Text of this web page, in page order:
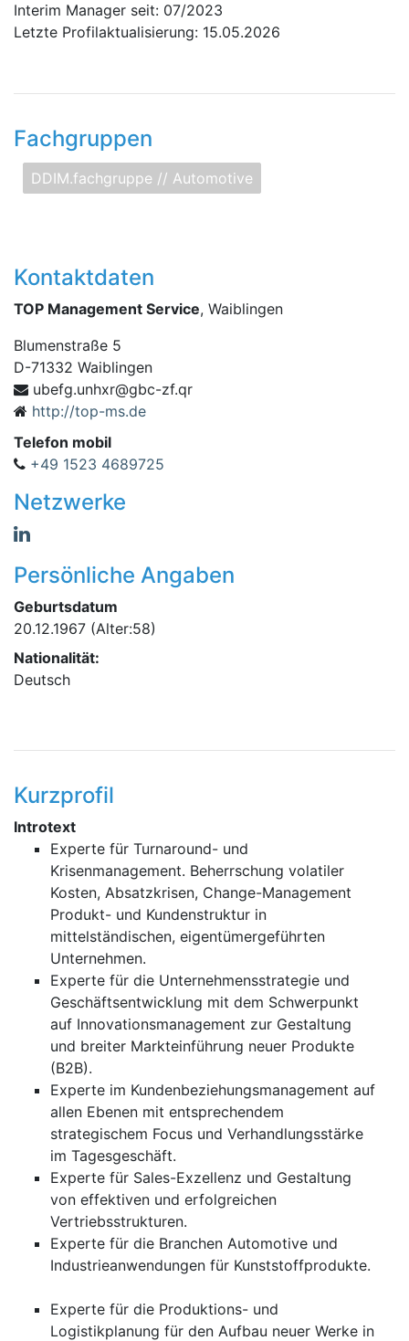
Interim Manager seit: 07/2023
Letzte Profilaktualisierung: 15.05.2026
Fachgruppen
DDIM.fachgruppe // Automotive
Kontaktdaten
TOP Management Service, Waiblingen
Blumenstraße 5
D-71332 Waiblingen
rq.fz-cbg@rxhnu.gfe
bu
http://top-ms.de
Telefon mobil
+49 1523 4689725
Netzwerke
Persönliche Angaben
Geburtsdatum
20.12.1967 (Alter:58)
Nationalität:
Deutsch
Kurzprofil
Introtext
Experte für Turnaround- und
Krisenmanagement. Beherrschung volatiler
Kosten, Absatzkrisen, Change-Management
Produkt- und Kundenstruktur in
mittelständischen, eigentümergeführten
Unternehmen.
Experte für die Unternehmensstrategie und
Geschäftsentwicklung mit dem Schwerpunkt
auf Innovationsmanagement zur Gestaltung
und breiter Markteinführung neuer Produkte
(B2B).
Experte im Kundenbeziehungsmanagement auf
allen Ebenen mit entsprechendem
strategischem Focus und Verhandlungsstärke
im Tagesgeschäft.
Experte für Sales-Exzellenz und Gestaltung
von effektiven und erfolgreichen
Vertriebsstrukturen.
Experte für die Branchen Automotive und
Industrieanwendungen für Kunststoffprodukte.
Experte für die Produktions- und
Logistikplanung für den Aufbau neuer Werke in